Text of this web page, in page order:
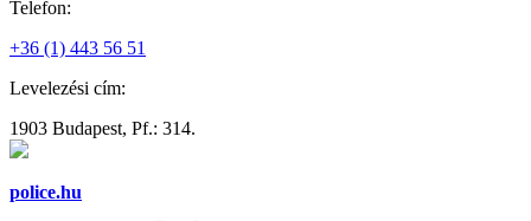
Telefon:
+36 (1) 443 56 51
Levelezési cím:
1903 Budapest, Pf.: 314.
police.hu